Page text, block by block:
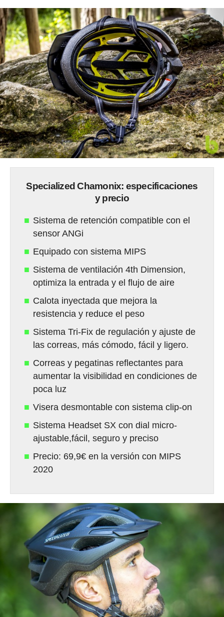
Specialized Chamonix: especificaciones
y precio
Sistema de retención compatible con el
sensor ANGi
Equipado con sistema MIPS
Sistema de ventilación 4th Dimension,
optimiza la entrada y el flujo de aire
Calota inyectada que mejora la
resistencia y reduce el peso
Sistema Tri-Fix de regulación y ajuste de
las correas, más cómodo, fácil y ligero.
Correas y pegatinas reflectantes para
aumentar la visibilidad en condiciones de
poca luz
Visera desmontable con sistema clip-on
Sistema Headset SX con dial micro-
ajustable,fácil, seguro y preciso
Precio: 69,9€ en la versión con MIPS
2020